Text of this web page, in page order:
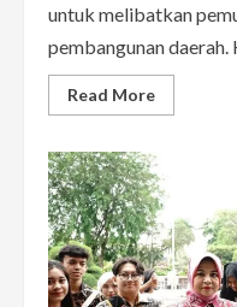
untuk melibatkan
pembangunan daerah.
Read MoreRead
more
Sujiwo
Ajak
Generasi
Muda
Terlibat
dalam
Kubu
Raya